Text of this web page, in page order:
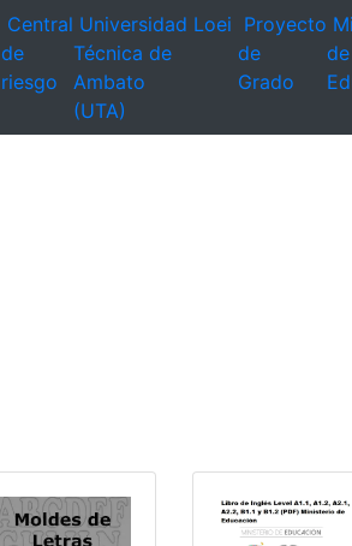
Central
de
riesgo
Universidad
Técnica de
Ambato
(UTA)
Loei Proyecto
de
Grado
de